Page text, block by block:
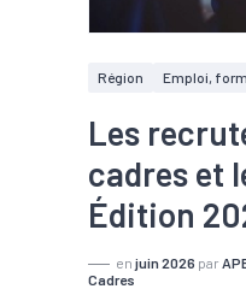
Région Emploi,
Les
cadres et
Édition
en juin 2026 par
Cadres